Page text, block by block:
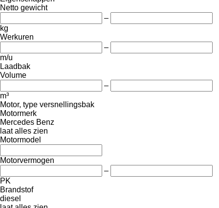
Netto gewicht
–
kg
Werkuren
–
m/u
Laadbak
Volume
–
m³
Motor, type versnellingsbak
Motormerk
Mercedes Benz
laat alles zien
Motormodel
Motorvermogen
–
PK
Brandstof
diesel